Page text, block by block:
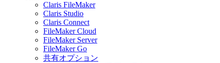
Claris FileMaker
Claris Studio
Claris Connect
FileMaker Cloud
FileMaker Server
FileMaker Go
共有オプション